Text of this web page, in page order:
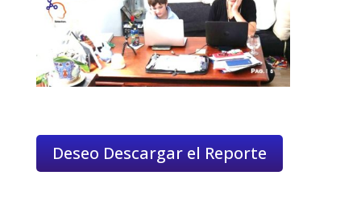
Deseo Descargar el Reporte